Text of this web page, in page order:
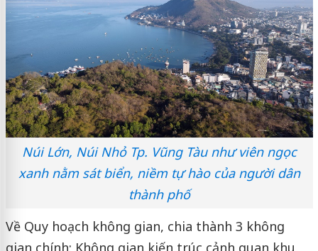
Núi Lớn, Núi Nhỏ Tp. Vũng Tàu như viên ngọc
xanh nằm sát biển, niềm tự hào của người dân
thành phố
Về Quy hoạch không gian, chia thành 3 không
gian chính: Không gian kiến trúc cảnh quan khu